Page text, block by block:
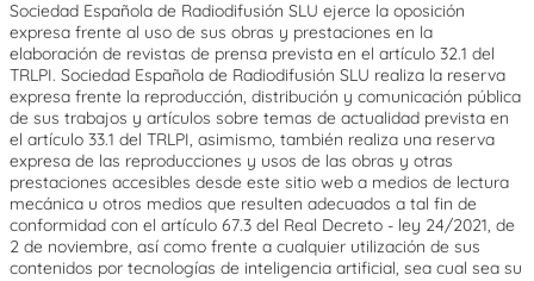
Sociedad Española de Radiodifusión SLU ejerce la oposición
expresa frente al uso de sus obras y prestaciones en la
elaboración de revistas de prensa prevista en el artículo 32.1 del
TRLPI. Sociedad Española de Radiodifusión SLU realiza la reserva
expresa frente la reproducción, distribución y comunicación pública
de sus trabajos y artículos sobre temas de actualidad prevista en
el artículo 33.1 del TRLPI, asimismo, también realiza una reserva
expresa de las reproducciones y usos de las obras y otras
prestaciones accesibles desde este sitio web a medios de lectura
mecánica u otros medios que resulten adecuados a tal fin de
conformidad con el artículo 67.3 del Real Decreto - ley 24/2021, de
2 de noviembre, así como frente a cualquier utilización de sus
contenidos por tecnologías de inteligencia artificial, sea cual sea su